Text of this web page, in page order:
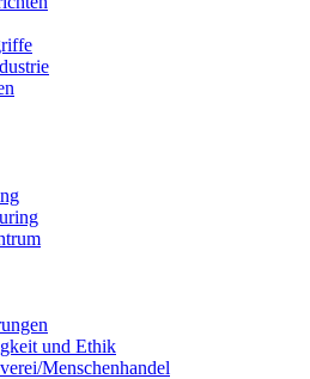
und Ethik
Menschenhandel